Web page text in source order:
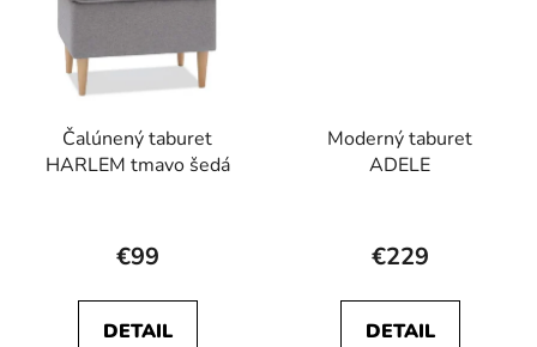
Čalúnený taburet
HARLEM tmavo šedá
€99
DETAIL
Moderný taburet
ADELE
€229
DETAIL